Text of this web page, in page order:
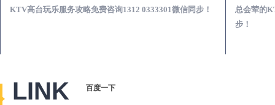
KTV高台玩乐服务攻略免费咨询1312 0333301微信同步！
总会荤的
步！
LINK 百度一下